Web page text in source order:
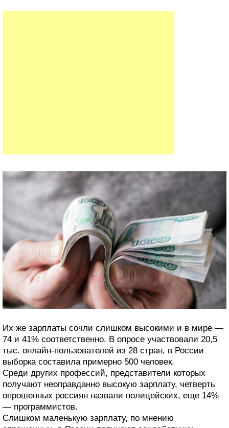
Их же зарплаты сочли слишком высокими и в мире —
74 и 41% соответственно. В опросе участвовали 20,5
тыс. онлайн-пользователей из 28 стран, в России
выборка составила примерно 500 человек.
Среди других профессий, представители которых
получают неоправданно высокую зарплату, четверть
опрошенных россиян назвали полицейских, еще 14%
— программистов.
Слишком маленькую зарплату, по мнению